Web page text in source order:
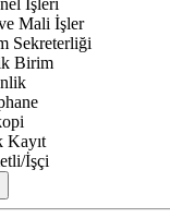
İşleri
Mali İşler
Sekreterliği
Birim
Kayıt
İşçi